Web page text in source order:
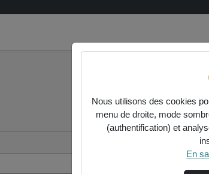
Nous utilisons des cookies
menu de droite, mode
(authentification) et
En